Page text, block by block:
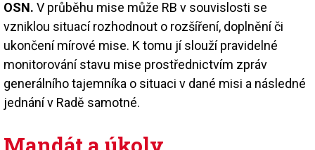
OSN. V průběhu mise může RB v souvislosti se
vzniklou situací rozhodnout o rozšíření, doplnění či
ukončení mírové mise. K tomu jí slouží pravidelné
monitorování stavu mise prostřednictvím zpráv
generálního tajemníka o situaci v dané misi a následné
jednání v Radě samotné.